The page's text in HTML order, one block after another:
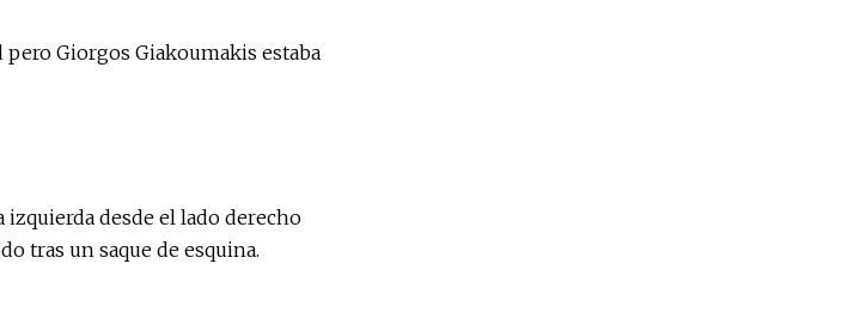
Giorgos Giakoumakis estaba
desde el lado derecho
tras un saque de esquina.